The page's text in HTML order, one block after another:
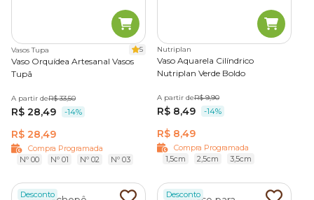
Vasos Tupa 5
Vaso Orquídea Artesanal Vasos
Tupã
A partir deR$ 33,50
R$ 28,49 -14%
R$ 28,49
Compra Programada
Nº 00
Nº 01 Nº 02 Nº 03
Nutriplan
Vaso Aquarela Cilíndrico
Nutriplan Verde Boldo
A partir deR$ 9,90
R$ 8,49 -14%
R$ 8,49
Compra Programada
1,5cm
2,5cm 3,5cm
Desconto Desconto